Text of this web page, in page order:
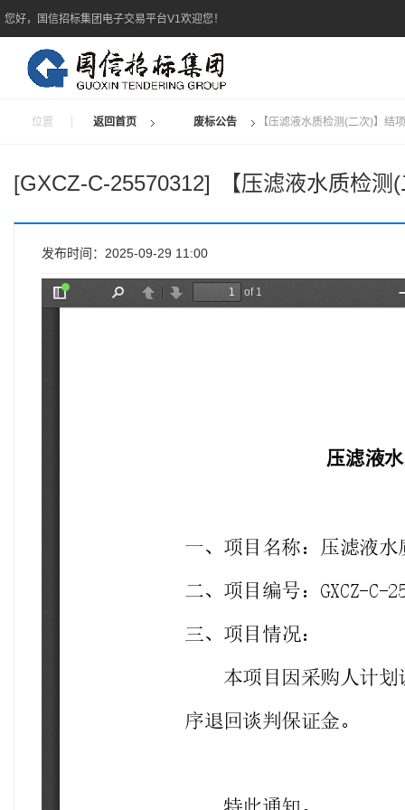
您好，国信招标集团电子交易平台V1欢迎您！
位置 返回首页 废标公告 【压滤液水质检测(二次)】结
[GXCZ-C-25570312] 【压滤液水质检
发布时间：2025-09-29 11:00